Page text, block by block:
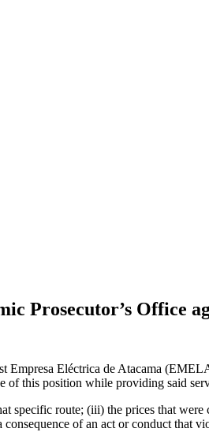
Prosecutor’s Office
Eléctrica de Atacama
this position while providing said
route; (iii) the prices that
of an act or conduct that